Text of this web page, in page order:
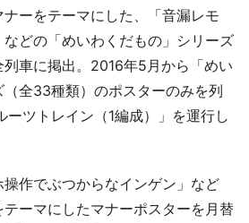
ーをテーマにした、「音漏レモ
どの「めいわくだもの」シリーズ
車に掲出。2016年5月から「めい
全33種類）のポスターのみを列
ーツトレイン（1編成）」を運行し
作でぶつからなインゲン」など
テーマにしたマナーポスターを月替